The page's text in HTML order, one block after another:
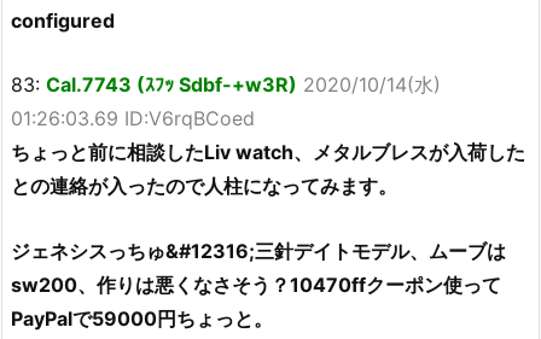
configured
83: Cal.7743 (ｽﾌｯ Sdbf-+w3R) 2020/10/14(水)
01:26:03.69 ID:V6rqBCoed
ちょっと前に相談したLiv watch、メタルブレスが入荷した
との連絡が入ったので人柱になってみます。
ジェネシスっちゅ&#12316;三針デイトモデル、ムーブは
sw200、作りは悪くなさそう？10470ffクーポン使って
PayPalで59000円ちょっと。